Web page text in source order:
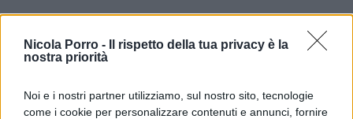
Nicola Porro -
Il rispetto della tua privacy è la
nostra priorità
Noi e i nostri partner utilizziamo, sul nostro sito, tecnologie
come i cookie per personalizzare contenuti e annunci, fornire